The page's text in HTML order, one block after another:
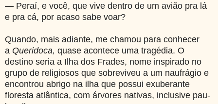
— Peraí, e você, que vive dentro de um avião pra lá
e pra cá, por acaso sabe voar?
Quando, mais adiante, me chamou para conhecer
a Queridoca, quase acontece uma tragédia. O
destino seria a Ilha dos Frades, nome inspirado no
grupo de religiosos que sobreviveu a um naufrágio e
encontrou abrigo na ilha que possui exuberante
floresta atlântica, com árvores nativas, inclusive pau-